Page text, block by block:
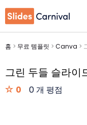
홈 > 무료 템플릿 > Canva >
그린 두들 슬라이
0 0 개 평점